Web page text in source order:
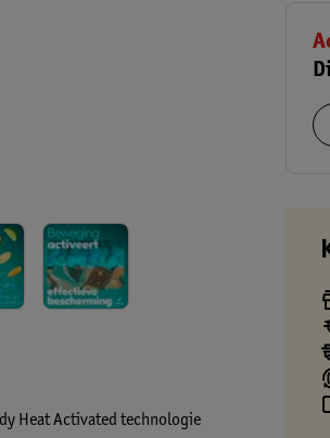
Heat Activated technologie